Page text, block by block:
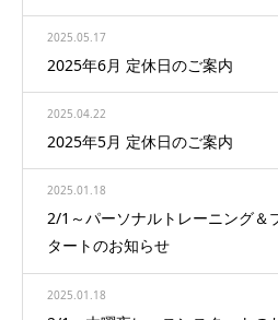
2025.05.17
2025年6月 定休日のご案内
2025.04.22
2025年5月 定休日のご案内
2025.01.18
2/1～パーソナルトレーニング＆
タートのお知らせ
2025.01.18